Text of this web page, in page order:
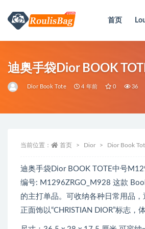
首页
迪奥手
Dior Book Tote 4 年前 0 36
当前位置： 首页 Dior Dior Book
迪奥手袋Dior BOOK TOTE中号
编号: M1296ZRGO_M928 这款
的主打单品。可收纳各种日常用品
正面饰以“CHRISTIAN DIOR”标志